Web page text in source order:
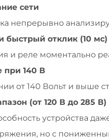
сети
непрерывно
быстрый отклик (10 мс)
и реле моментально
при 140 В
от 140 Вольт и выше
(от 120 В до 285 В)
устройства
но с